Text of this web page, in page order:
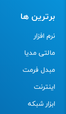
برترین ها
نرم افزار
مالتی مدیا
مبدل فرمت
اینترنت
ابزار شبکه